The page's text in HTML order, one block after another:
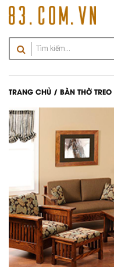
TRANG CHỦ / BÀN THỜ TREO